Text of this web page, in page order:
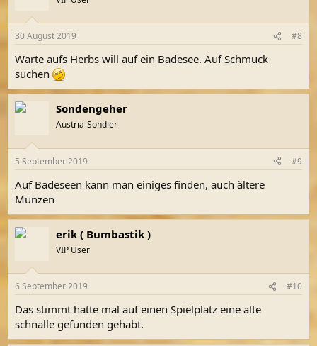
30 August 2019 #8
Warte aufs Herbs will auf ein Badesee. Auf Schmuck
suchen
Sondengeher
Austria-Sondler
5 September 2019 #9
Auf Badeseen kann man einiges finden, auch ältere
Münzen
erik ( Bumbastik )
VIP User
6 September 2019 #10
Das stimmt hatte mal auf einen Spielplatz eine alte
schnalle gefunden gehabt.